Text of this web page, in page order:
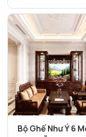
Bộ Ghế Như Ý 6